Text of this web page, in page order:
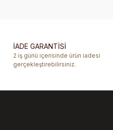
İADE GARANTİSİ
2 iş günü içerisinde ürün iadesi
gerçekleştirebilirsiniz.